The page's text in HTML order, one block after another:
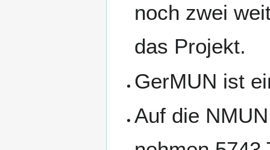
noch zwei
das Projekt.
GerMUN ist
Auf die